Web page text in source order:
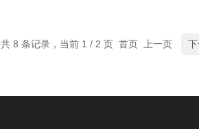
共 8 条记录，当前 1 / 2 页 首页 上一页